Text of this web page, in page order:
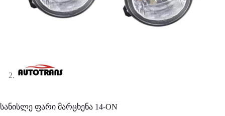
სანისლე ფარი მარცხენა 14-ON